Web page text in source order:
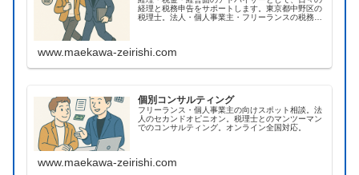
経理と税務申告をサポートします。東京都中野区の
税理士。法人・個人事業主・フリーランスの税務顧
www.maekawa-zeirishi.com
個別コンサルティング
フリーランス・個人事業主の向けスポット相談。法
人のセカンドオピニオン。税理士とのマンツーマン
でのコンサルティング。オンライン全国対応。
www.maekawa-zeirishi.com